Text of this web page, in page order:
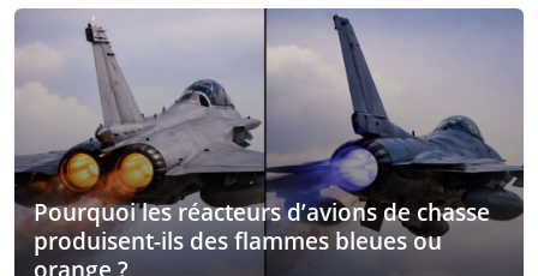
Pourquoi les réacteurs d’avions de chasse
produisent-ils des flammes bleues ou
orange ?